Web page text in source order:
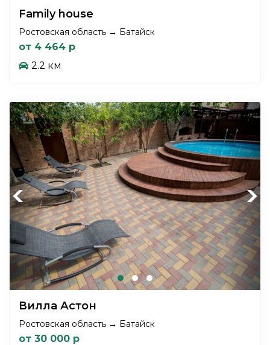
Family house
Ростовская область → Батайск
от 4 464 р
2.2 км
Previous Next
Вилла Астон
Ростовская область → Батайск
от 30 000 р